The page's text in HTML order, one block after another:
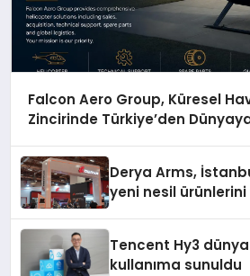
Falcon Aero Group, Küresel
Zincirinde Türkiye’den Dünyaya
Derya Arms,
yeni nesil
Tencent Hy3
kullanıma sunuldu